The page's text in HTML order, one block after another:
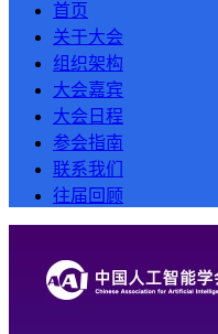
首页
关于大会
组织架构
大会嘉宾
大会日程
参会指南
联系我们
往届回顾